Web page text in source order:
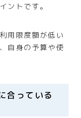
ントです。
用限度額が低い
自身の予算や使
合っている